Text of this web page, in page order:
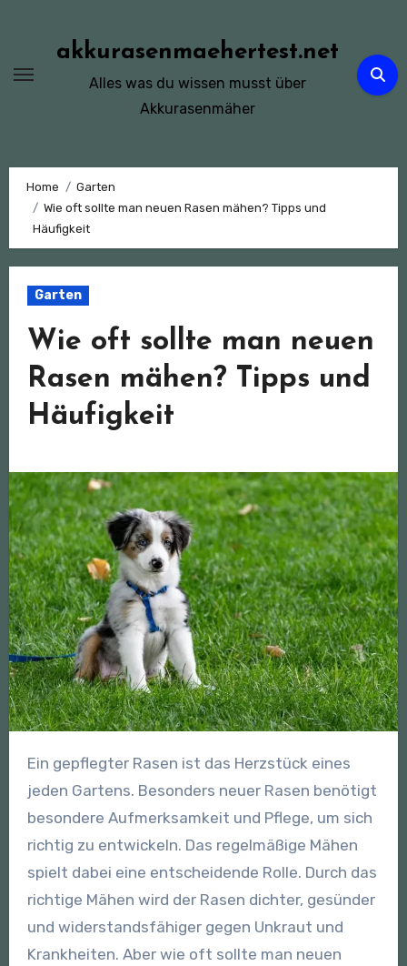
springenakkurasenmaehertest.net
Alles was du wissen musst über
Akkurasenmäher
Home
Garten
Wie oft sollte man neuen Rasen mähen? Tipps und
Häufigkeit
Garten
Wie oft sollte man neuen
Rasen mähen? Tipps und
Häufigkeit
Ein gepflegter Rasen ist das Herzstück eines
jeden Gartens. Besonders neuer Rasen benötigt
besondere Aufmerksamkeit und Pflege, um sich
richtig zu entwickeln. Das regelmäßige Mähen
spielt dabei eine entscheidende Rolle. Durch das
richtige Mähen wird der Rasen dichter, gesünder
und widerstandsfähiger gegen Unkraut und
Krankheiten. Aber wie oft sollte man neuen